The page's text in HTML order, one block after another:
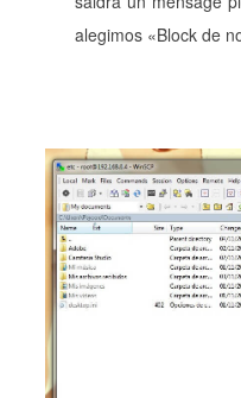
alegimos «Block de